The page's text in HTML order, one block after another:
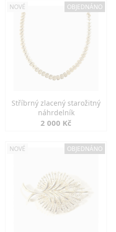
NOVÉ OBJEDNÁNO
Stříbrný zlacený starožitný
náhrdelník
2 000 Kč
NOVÉ OBJEDNÁNO